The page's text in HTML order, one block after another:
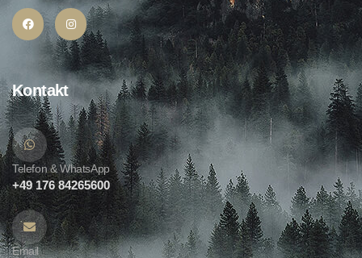
Kontakt
Telefon & WhatsApp
+49 176 84265600
Email